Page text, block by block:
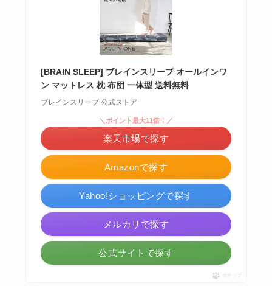
[BRAIN SLEEP] ブレインスリープ オールインワ
ン マットレス 枕 布団 一体型 送料無料
ブレインスリープ 公式ストア
Amazonで探す
＼ポイント最大11倍！／
楽天市場で探す
Yahoo!ショッピングで探す
メルカリで探す
公式サイトで探す
ポチップ